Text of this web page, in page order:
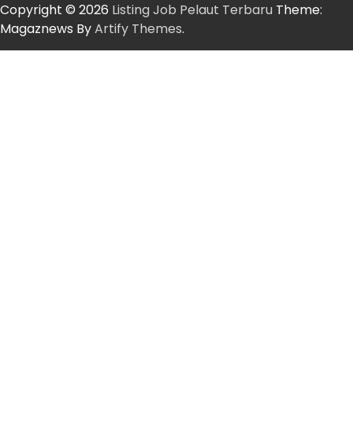
Copyright © 2026 Listing Job Pelaut Terbaru Theme:
Magaznews ByArtify Themes.